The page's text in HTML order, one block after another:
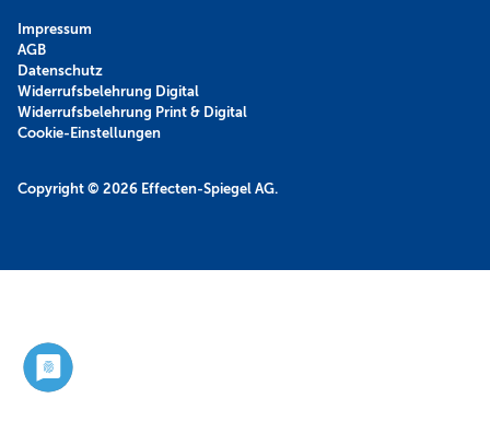
Copyright © 2026 Effecten-Spiegel AG.
Impressum
AGB
Datenschutz
Widerrufsbelehrung Digital
Widerrufsbelehrung Print & Digital
Cookie-Einstellungen